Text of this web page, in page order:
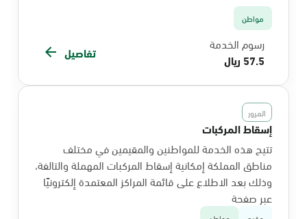
مواطن
رسوم الخدمة
57.5 ريال
تفاصيل
المرور
إسقاط المركبات
تتيح هذه الخدمة للمواطنين والمقيمين في مختلف
مناطق المملكة إمكانية إسقاط المركبات المهملة والتالفة،
وذلك بعد الاطلاع على قائمة المراكز المعتمدة إلكترونيًا
عبر صفحة